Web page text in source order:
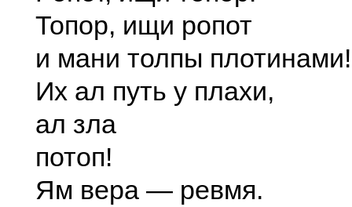
Топор, ищи ропот
и мани толпы плотинами!
Их ал путь у плахи,
ал зла
потоп!
Ям вера — ревмя.